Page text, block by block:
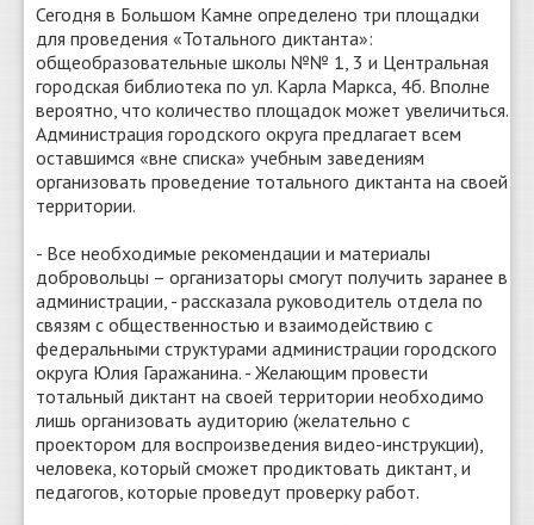
Сегодня в Большом Камне определено три площадки
для проведения «Тотального диктанта»:
общеобразовательные школы №№ 1, 3 и Центральная
городская библиотека по ул. Карла Маркса, 4б. Вполне
вероятно, что количество площадок может увеличиться.
Администрация городского округа предлагает всем
оставшимся «вне списка» учебным заведениям
организовать проведение тотального диктанта на своей
территории.
- Все необходимые рекомендации и материалы
добровольцы – организаторы смогут получить заранее в
администрации, - рассказала руководитель отдела по
связям с общественностью и взаимодействию с
федеральными структурами администрации городского
округа Юлия Гаражанина. - Желающим провести
тотальный диктант на своей территории необходимо
лишь организовать аудиторию (желательно с
проектором для воспроизведения видео-инструкции),
человека, который сможет продиктовать диктант, и
педагогов, которые проведут проверку работ.